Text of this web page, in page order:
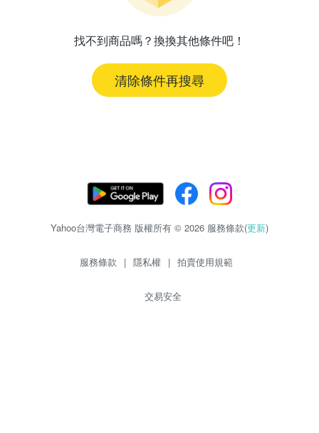
找不到商品嗎？換換其他條件吧！
清除條件再搜尋
Yahoo台灣電子商務 版權所有 © 2026 服務條款(更新)
服務條款 | 隱私權 | 拍賣使用規範
交易安全